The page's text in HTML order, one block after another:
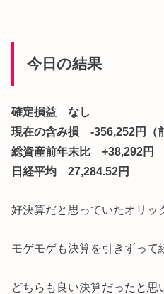
今日の結果
確定損益 なし
現在の含み損 -356,252円（
総資産前年末比 +38,292円
日経平均 27,284.52円
好決算だと思っていたオリッ
モゲモゲも決算を引きずって
どちらも良い決算だったと思